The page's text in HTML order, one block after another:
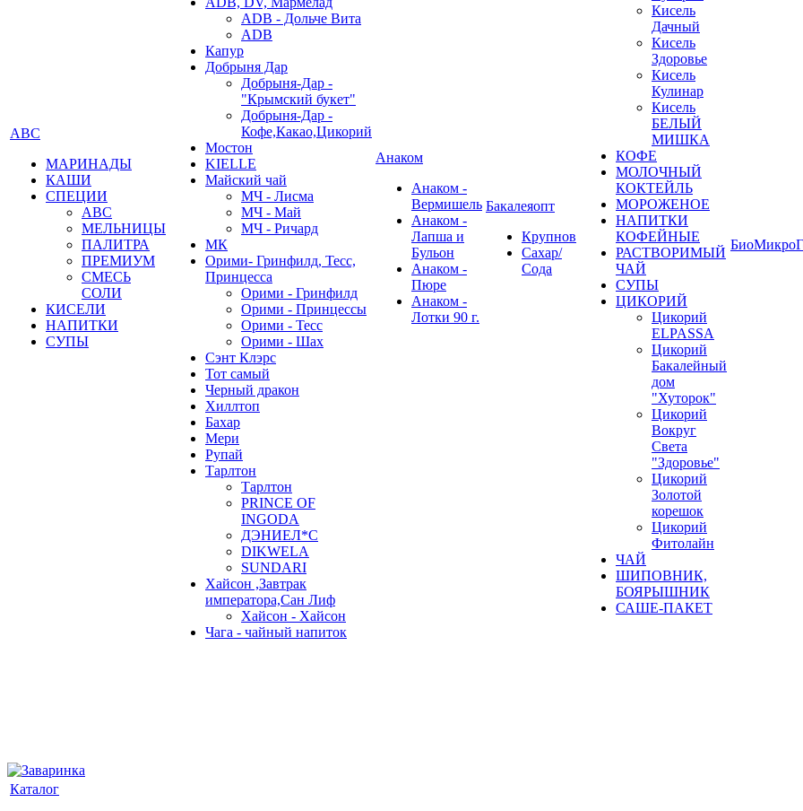
АВС
МАРИНАДЫ
КАШИ
СПЕЦИИ
АВС
МЕЛЬНИЦЫ
ПАЛИТРА
ПРЕМИУМ
СМЕСЬ
СОЛИ
КИСЕЛИ
НАПИТКИ
СУПЫ
ADB - Дольче Вита
ADB
Капур
Добрыня Дар
Добрыня-Дар -
"Крымский букет"
Добрыня-Дар -
Кофе,Какао,Цикорий
Мостон
KIELLE
Майский чай
МЧ - Лисма
МЧ - Май
МЧ - Ричард
МК
Орими- Гринфилд, Тесс,
Принцесса
Орими - Гринфилд
Орими - Принцессы
Орими - Тесс
Орими - Шах
Сэнт Клэрс
Тот самый
Черный дракон
Хиллтоп
Бахар
Мери
Рупай
Тарлтон
Тарлтон
PRINCE OF
INGODA
ДЭНИЕЛ*С
DIKWELA
SUNDARI
Хайсон ,Завтрак
императора,Сан Лиф
Хайсон - Хайсон
Чага - чайный напиток
Анаком
Анаком -
Вермишель
Анаком -
Лапша и
Бульон
Анаком -
Пюре
Анаком -
Лотки 90 г.
Бакалеяопт
Крупнов
Сахар/
Сода
Кисель
Дачный
Кисель
Здоровье
Кисель
Кулинар
Кисель
БЕЛЫЙ
МИШКА
КОФЕ
МОЛОЧНЫЙ
КОКТЕЙЛЬ
МОРОЖЕНОЕ
НАПИТКИ
КОФЕЙНЫЕ
РАСТВОРИМЫЙ
ЧАЙ
СУПЫ
ЦИКОРИЙ
Цикорий
ELPASSA
Цикорий
Бакалейный
дом
"Хуторок"
Цикорий
Вокруг
Света
"Здоровье"
Цикорий
Золотой
корешок
Цикорий
Фитолайн
ЧАЙ
ШИПОВНИК,
БОЯРЫШНИК
САШЕ-ПАКЕТ
Каталог